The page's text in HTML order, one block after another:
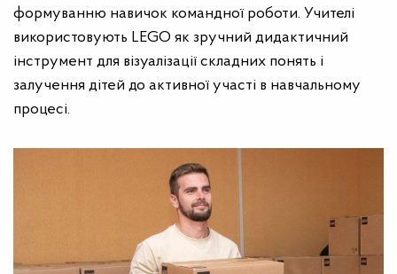
формуванню навичок командної роботи. Учителі
використовують LEGO як зручний дидактичний
інструмент для візуалізації складних понять і
залучення дітей до активної участі в навчальному
процесі.